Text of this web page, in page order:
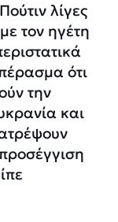
λίγες
τον ηγέτη
ότι
την
και